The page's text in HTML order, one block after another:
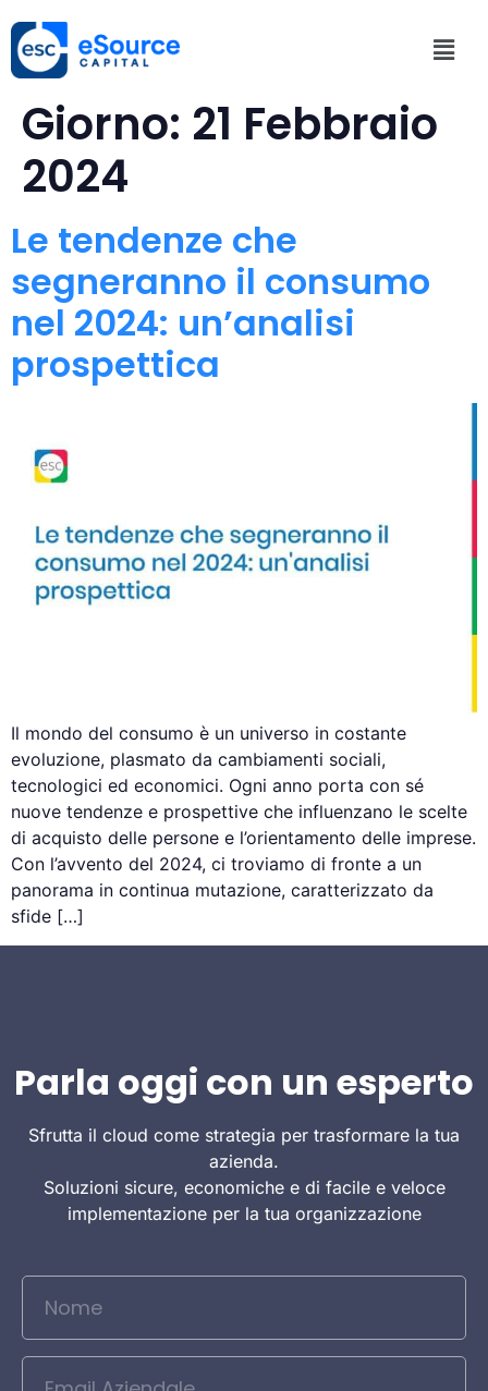
Giorno: 21 Febbraio
2024
Le tendenze che
segneranno il consumo
nel 2024: un’analisi
prospettica
Il mondo del consumo è un universo in costante
evoluzione, plasmato da cambiamenti sociali,
tecnologici ed economici. Ogni anno porta con sé
nuove tendenze e prospettive che influenzano le scelte
di acquisto delle persone e l’orientamento delle imprese.
Con l’avvento del 2024, ci troviamo di fronte a un
panorama in continua mutazione, caratterizzato da
sfide […]
Parla oggi con un esperto
Sfrutta il cloud come strategia per trasformare la tua
azienda.
Soluzioni sicure, economiche e di facile e veloce
implementazione per la tua organizzazione